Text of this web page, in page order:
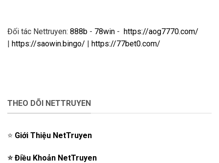
Đối tác Nettruyen: 888b - 78win - https://aog7770.com/
| https://saowin.bingo/ | https://77bet0.com/
THEO DÕI NETTRUYEN
⭐️ Giới Thiệu NetTruyen
⭐️Điều Khoản NetTruyen